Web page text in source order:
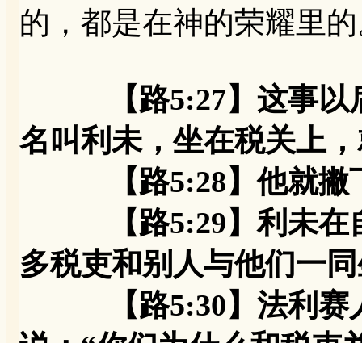
的，都是在神的荣耀里
【路5:27】这事
名叫利未，坐在税关上
【路5:28】他就撇下
【路5:29】利未在自
多税吏和别人与他们一
【路5:30】法利赛人